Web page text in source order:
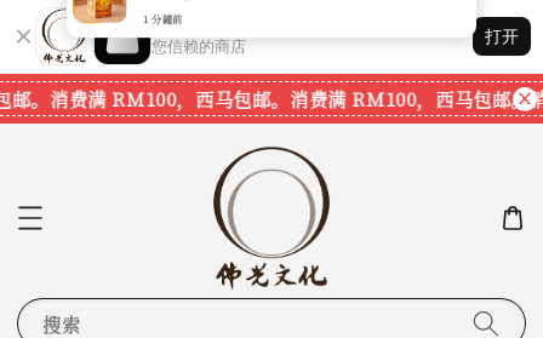
Shopping: 追踪您的订单
您信赖的商店
打开
。消费满 RM100，西马包邮。消费满 RM100，西马包邮。消
搜索